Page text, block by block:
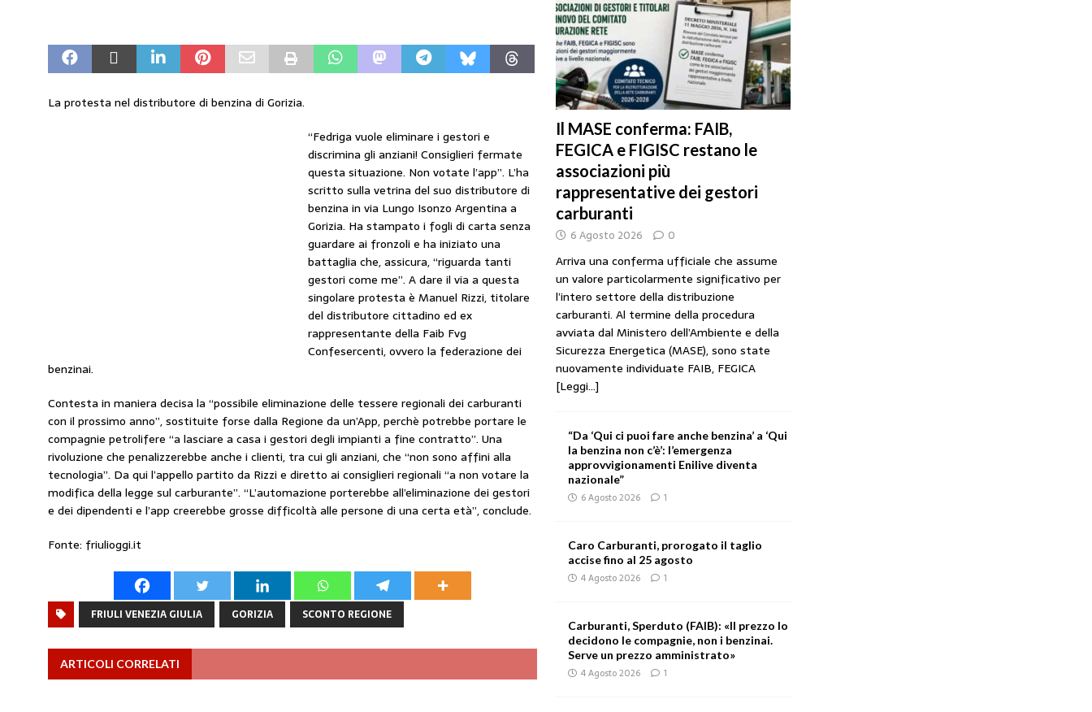
[ 31 Luglio 2026 ] IP rinnova l’accordo con i gestori: intesa triennale firmata con Faib, Fegica e Figisc
COMUNICATI
STAMPA
[ 30 Luglio 2026 ] Carburanti, i sindacati al Mimit: “I gestori non decidono i prezzi. Basta scaricare su di loro le
Taglio delle accise, il prezzo è libero: i controlli non diventino una presunzione di colpevolezza
CARBURANTI. CONTROLLI SUI PRODOTTI ADULTERATI: ALTRA SITUAZIONE GRAVE MA NON SERIA
La protesta nel distributore di benzina di Gorizia.
“Fedriga vuole eliminare i gestori e
discrimina gli anziani! Consiglieri fermate
questa situazione. Non votate l’app”. L’ha
scritto sulla vetrina del suo distributore di
benzina in via Lungo Isonzo Argentina a
Gorizia. Ha stampato i fogli di carta senza
guardare ai fronzoli e ha iniziato una
battaglia che, assicura, “riguarda tanti
gestori come me”. A dare il via a questa
singolare protesta è Manuel Rizzi, titolare
del distributore cittadino ed ex
rappresentante della Faib Fvg
Confesercenti, ovvero la federazione dei
benzinai.
Contesta in maniera decisa la “possibile eliminazione delle tessere regionali dei carburanti
con il prossimo anno”, sostituite forse dalla Regione da un’App, perchè potrebbe portare le
compagnie petrolifere “a lasciare a casa i gestori degli impianti a fine contratto”. Una
rivoluzione che penalizzerebbe anche i clienti, tra cui gli anziani, che “non sono affini alla
tecnologia”. Da qui l’appello partito da Rizzi e diretto ai consiglieri regionali “a non votare la
modifica della legge sul carburante”. “L’automazione porterebbe all’eliminazione dei gestori
e dei dipendenti e l’app creerebbe grosse difficoltà alle persone di una certa età”, conclude.
Fonte: friulioggi.it
FRIULI VENEZIA GIULIA GORIZIA SCONTO REGIONE
ARTICOLI CORRELATI
Il MASE conferma: FAIB,
FEGICA e FIGISC restano le
associazioni più
rappresentative dei gestori
carburanti
6 Agosto 2026 0
Arriva una conferma ufficiale che assume
un valore particolarmente significativo per
l’intero settore della distribuzione
carburanti. Al termine della procedura
avviata dal Ministero dell’Ambiente e della
Sicurezza Energetica (MASE), sono state
nuovamente individuate FAIB, FEGICA
[Leggi...]
“Da ‘Qui ci puoi fare anche benzina’ a ‘Qui
la benzina non c’è’: l’emergenza
approvvigionamenti Enilive diventa
nazionale”
6 Agosto 2026 1
Caro Carburanti, prorogato il taglio
accise fino al 25 agosto
4 Agosto 2026 1
Carburanti, Sperduto (FAIB): «Il prezzo lo
decidono le compagnie, non i benzinai.
Serve un prezzo amministrato»
4 Agosto 2026 1